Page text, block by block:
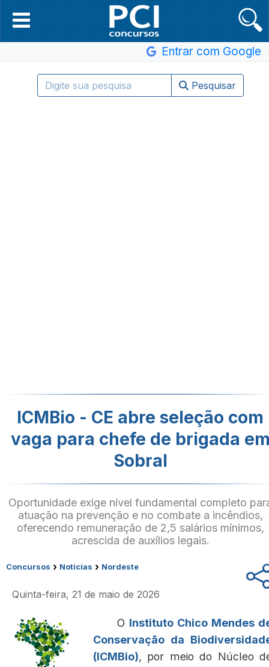
Entrar com Google
Pesquisar
ICMBio - CE abre seleção com
vaga para chefe de brigada
Sobral
Oportunidade exige nível fundamental completo
atuação na prevenção e no combate a incêndios,
oferecendo remuneração de 2,5 salários mínimos,
acrescida de auxílios legais.
Concursos › Notícias › Nordeste
Quinta-feira, 21 de maio de 2026
O Instituto Chico Mendes
Conservação da
(ICMBio), por meio do Núcleo